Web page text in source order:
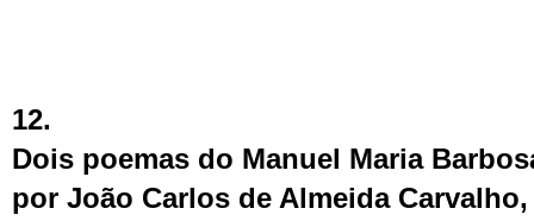
12.
Dois poemas do Manuel Maria
por João Carlos de Almeida